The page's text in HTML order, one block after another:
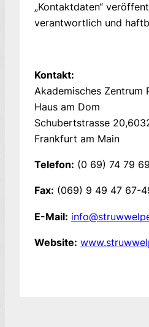
„Kontaktdaten“
verantwortlich und
Kontakt:
Akademisches Zentrum
Haus am Dom
Schubertstrasse 20
Frankfurt am Main
Telefon: (0 69) 74 79 69
Fax: (069) 9 49 47 67-
E-Mail:
Website: